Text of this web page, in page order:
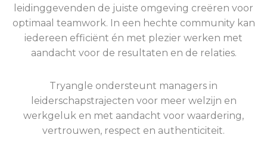
leidinggevenden de juiste omgeving creëren voor
optimaal teamwork. In een hechte community kan
iedereen efficiënt én met plezier werken met
aandacht voor de resultaten en de relaties.
Tryangle ondersteunt managers in
leiderschapstrajecten voor meer welzijn en
werkgeluk en met aandacht voor waardering,
vertrouwen, respect en authenticiteit.